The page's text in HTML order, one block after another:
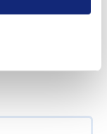
een betere